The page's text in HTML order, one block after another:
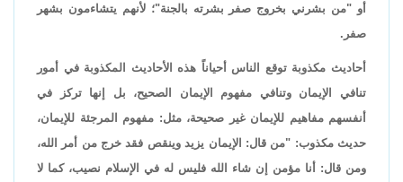
أو "من بشرني بخروج صفر بشرته بالجنة"؛ لأنهم يتشاءمون بشهر
صفر.
أحاديث مكذوبة توقع الناس أحياناً هذه الأحاديث المكذوبة في أمور
تنافي الإيمان وتنافي مفهوم الإيمان الصحيح، بل إنها تركز في
أنفسهم مفاهيم للإيمان غير صحيحة، مثل: مفهوم المرجئة للإيمان،
حديث مكذوب: "من قال: الإيمان يزيد وينقص فقد خرج من أمر الله،
ومن قال: أنا مؤمن إن شاء الله فليس له في الإسلام نصيب، كما لا